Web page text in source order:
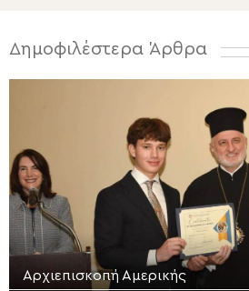
Δημοφιλέστερα Άρθρα
Αρχιεπισκοπή Αμερικής